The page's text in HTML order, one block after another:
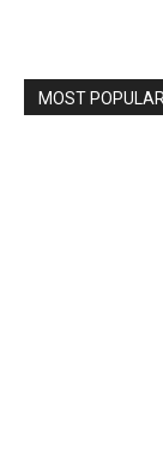
MOST POPULAR